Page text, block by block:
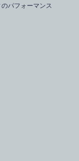
パフォーマンス